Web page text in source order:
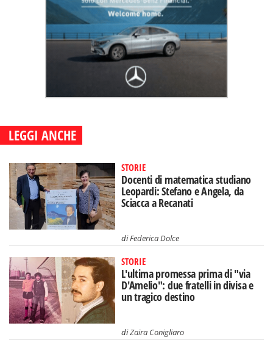
LEGGI ANCHE
STORIE
Docenti di matematica studiano
Leopardi: Stefano e Angela, da
Sciacca a Recanati
diFederica Dolce
STORIE
L'ultima promessa prima di "via
D'Amelio": due fratelli in divisa e
un tragico destino
diZaira Conigliaro